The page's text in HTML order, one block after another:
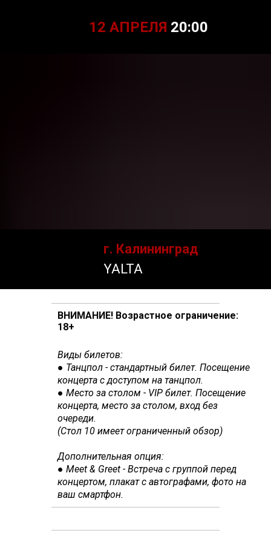
12 АПРЕЛЯ 20:00
г. Калининград
YALTA
ВНИМАНИЕ! Возрастное ограничение:
18+
Виды билетов:
● Танцпол - стандартный билет. Посещение
концерта с доступом на танцпол.
● Место за столом - VIP билет. Посещение
концерта, место за столом, вход без
очереди.
(Стол 10 имеет ограниченный обзор)
Дополнительная опция:
● Meet & Greet - Встреча с группой перед
концертом, плакат с автографами, фото на
ваш смартфон.